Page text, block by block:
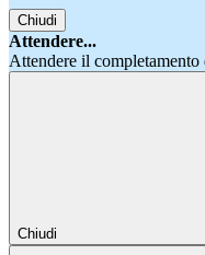
Chiudi
Attendere...
Attendere il completamento
Chiudi